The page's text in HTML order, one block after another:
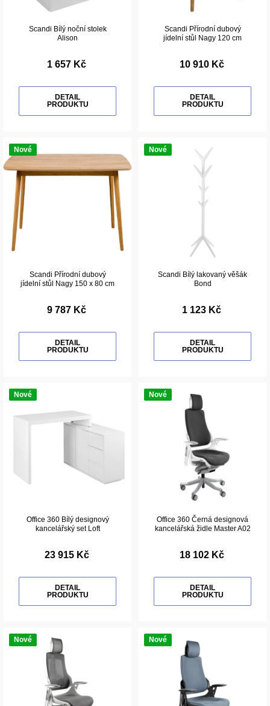
Scandi Bílý noční stolek
Alison
1 657 Kč
DETAIL
PRODUKTU
Scandi Přírodní dubový
jídelní stůl Nagy 120 cm
10 910 Kč
DETAIL
PRODUKTU
Nové
Scandi Přírodní dubový
jídelní stůl Nagy 150 x 80 cm
9 787 Kč
DETAIL
PRODUKTU
Nové
Scandi Bílý lakovaný věšák
Bond
1 123 Kč
DETAIL
PRODUKTU
Nové
Office 360 Bílý designový
kancelářský set Loft
23 915 Kč
DETAIL
PRODUKTU
Nové
Office 360 Černá designová
kancelářská židle Master A02
18 102 Kč
DETAIL
PRODUKTU
Nové Nové